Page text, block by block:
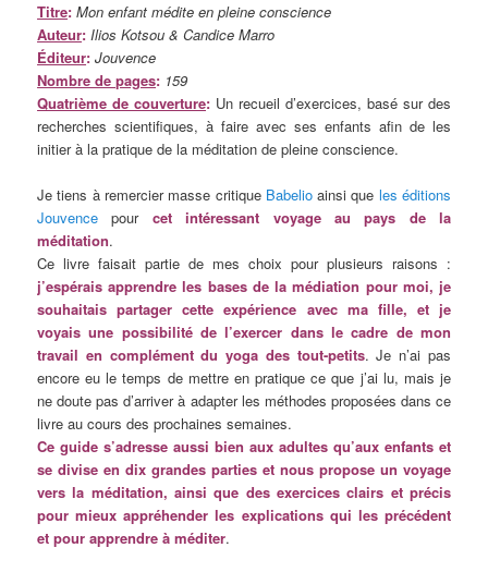
Titre: Mon enfant médite en pleine conscience
Auteur:Ilios Kotsou & Candice Marro
Éditeur: Jouvence
Nombre de pages: 159
Quatrième de couverture: Un recueil d’exercices, basé sur des
recherches scientifiques, à faire avec ses enfants afin de les
initier à la pratique de la méditation de pleine conscience.
Je tiens à remercier masse critiqueBabelioainsi que les éditions
Jouvence pour cet intéressant voyage au pays de la
méditation.
Ce livre faisait partie de mes choix pour plusieurs raisons :
j’espérais apprendre les bases de la médiation pour moi, je
souhaitais partager cette expérience avec ma fille, et je
voyais une possibilité de l’exercer dans le cadre de mon
travail en complément du yoga des tout-petits. Je n’ai pas
encore eu le temps de mettre en pratique ce que j’ai lu, mais je
ne doute pas d’arriver à adapter les méthodes proposées dans ce
livre au cours des prochaines semaines.
Ce guide s’adresse aussi bien aux adultes qu’aux enfants et
se divise en dix grandes parties et nous propose un voyage
vers la méditation, ainsi que des exercices clairs et précis
pour mieux appréhender les explications qui les précédent
et pour apprendre à méditer.